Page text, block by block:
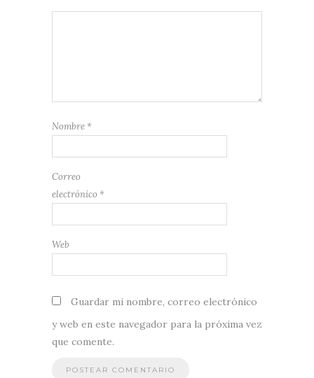
Nombre *
Correo
electrónico *
Web
Guardar mi nombre, correo electrónico
y web en este navegador para la próxima vez
que comente.